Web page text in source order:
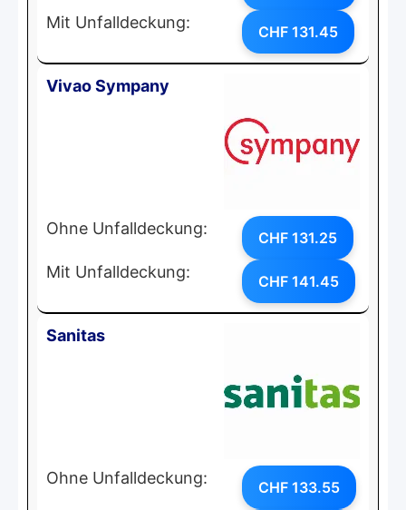
Mit Unfalldeckung: CHF 131.45
Vivao Sympany
Ohne Unfalldeckung: CHF 131.25
Mit Unfalldeckung: CHF 141.45
Sanitas
Ohne Unfalldeckung: CHF 133.55